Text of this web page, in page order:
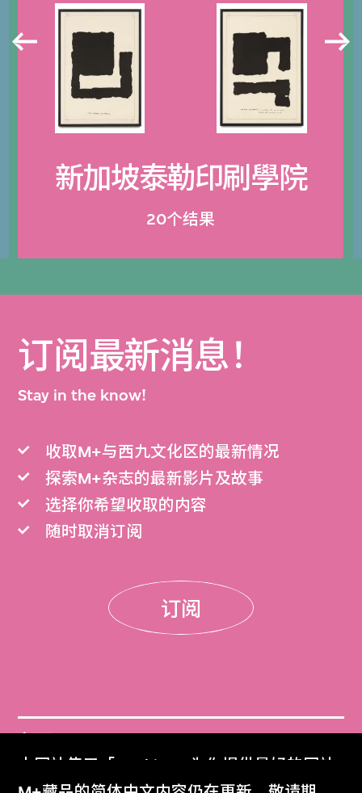
本网站使用「Cookies」为你提供最好的网站
新加坡泰勒印刷學院
20个结果
订阅最新消息！
Stay in the know!
收取M+与西九文化区的最新情况
探索M+杂志的最新影片及故事
选择你希望收取的内容
随时取消订阅
订阅
门票
Get Tickets